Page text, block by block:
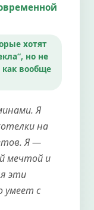
хотят
но не
как вообще
Я
на
Я —
мечтой и
эти
умеет с